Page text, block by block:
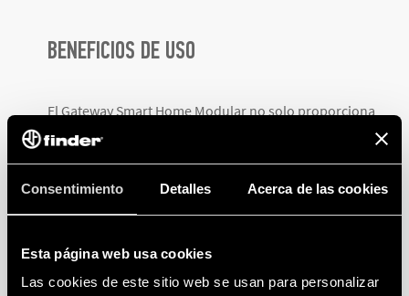
Consentimiento Detalles Acerca de las cookies
Esta página web usa cookies
Las cookies de este sitio web se usan para personalizar
BENEFICIOS DE USO
El Gateway Smart Home Modular no solo proporciona
control y conectividad, sino que también ofrece varios
beneficios:
mejorando increíblemente la experiencia del usuario
al controlar sus dispositivos.